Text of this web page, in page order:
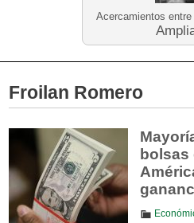
Acercamientos
Froilan Romero
bolsas